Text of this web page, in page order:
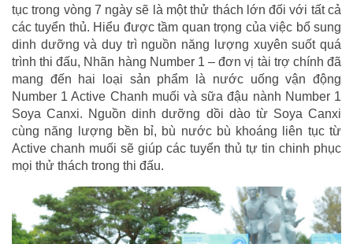
tục trong vòng 7 ngày sẽ là một thử thách lớn đối với tất cả
các tuyển thủ. Hiểu được tầm quan trọng của việc bổ sung
dinh dưỡng và duy trì nguồn năng lượng xuyên suốt quá
trình thi đấu, Nhãn hàng Number 1 – đơn vị tài trợ chính đã
mang đến hai loại sản phẩm là nước uống vận động
Number 1 Active Chanh muối và sữa đậu nành Number 1
Soya Canxi. Nguồn dinh dưỡng dồi dào từ Soya Canxi
cùng năng lượng bền bỉ, bù nước bù khoáng liên tục từ
Active chanh muối sẽ giúp các tuyển thủ tự tin chinh phục
mọi thử thách trong thi đấu.